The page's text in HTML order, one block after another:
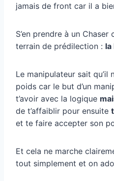
jamais de front car il a
S’en prendre à un Chaser
terrain de prédilection : la
Le manipulateur sait
poids car le but d’un
t’avoir avec la logique
de t’affaiblir pour ensuite
et te faire accepter son
Et cela ne marche
tout simplement et on